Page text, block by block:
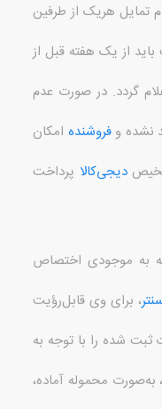
تمایل هریک از طرفین
باید از یک هفته قبل از
گردد. در صورت عدم
نشده وفروشنده امکان
دیجی‌کالا پرداخت
به موجودی اختصاص
، برای وی قابل‌رؤیت
شده را با توجه به
محموله آماده،